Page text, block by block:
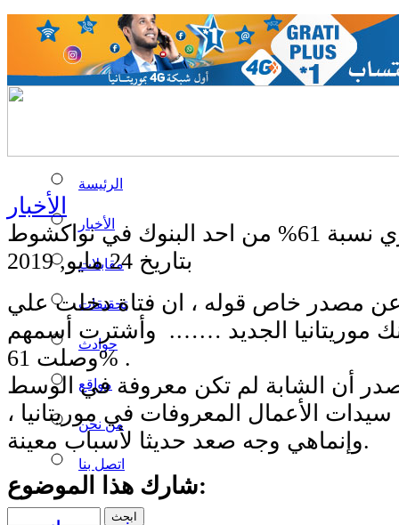
الرئيسة
الأخبار
مقابلات
تحقيقات
حوادث
مواقع
من نحن
اتصل بنا
الأخبار
في نواكشوط
بتاريخ 24 مايو, 2019
مصدر خاص قوله ، ان فتاة دخلت علي
موريتانيا الجديد ……. وأشترت أسمهم
وصلت 61% .
أن الشابة لم تكن معروفة في الوسط
الأعمال المعروفات في موريتانيا ،
وإنماهي وجه صعد حديثا لأسباب معينة.
شارك هذا الموضوع: